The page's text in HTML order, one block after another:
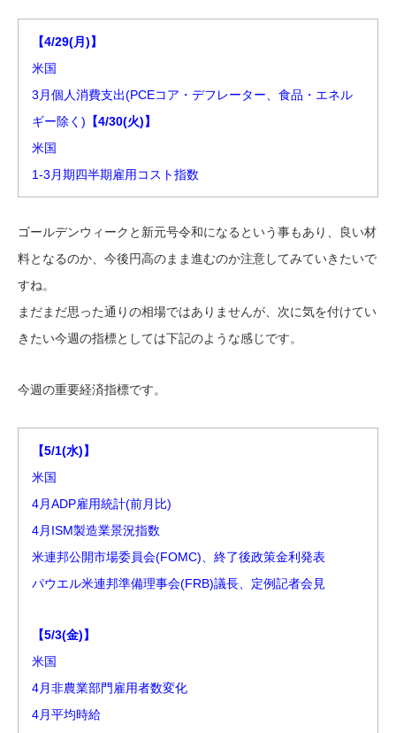
【4/29(月)】
米国
3月個人消費支出(PCEコア・デフレーター、食品・エネル
ギー除く) 【4/30(火)】
米国
1-3月期四半期雇用コスト指数
ゴールデンウィークと新元号令和になるという事もあり、良い材
料となるのか、今後円高のまま進むのか注意してみていきたいで
すね。
まだまだ思った通りの相場ではありませんが、次に気を付けてい
きたい今週の指標としては下記のような感じです。
今週の重要経済指標です。
【5/1(水)】
米国
4月ADP雇用統計(前月比)
4月ISM製造業景況指数
米連邦公開市場委員会(FOMC)、終了後政策金利発表
パウエル米連邦準備理事会(FRB)議長、定例記者会見
【5/3(金)】
米国
4月非農業部門雇用者数変化
4月平均時給